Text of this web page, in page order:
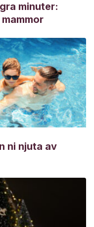
minuter:
ni njuta av